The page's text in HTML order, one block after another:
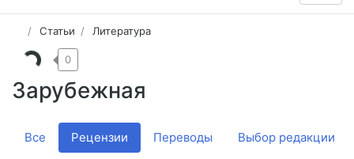
Статьи Литература
Зарубежная
0
Все Рецензии Переводы Выбор редакции